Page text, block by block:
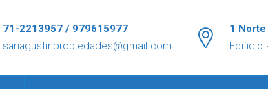
71-2213957 / 979615977
sanagustinpropiedades@gmail.com
1
Edificio